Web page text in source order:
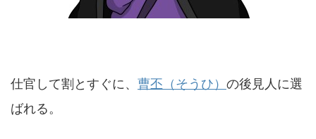
仕官して割とすぐに、 曹丕（そうひ） の後見人に選
ばれる。